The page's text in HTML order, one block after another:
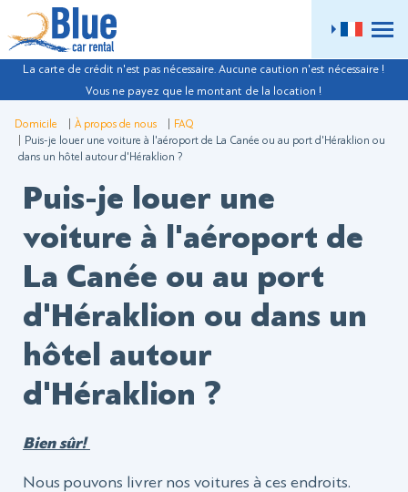
La carte de crédit n'est pas nécessaire. Aucune caution n'est nécessaire !
Vous ne payez que le montant de la location !
Domicile À propos de nous
FAQ
Puis-je louer une voiture à l'aéroport de La Canée ou au port d'Héraklion ou
dans un hôtel autour d'Héraklion ?
Puis-je louer une
voiture à l'aéroport de
La Canée ou au port
d'Héraklion ou dans un
hôtel autour
d'Héraklion ?
Bien sûr!
Nous pouvons livrer nos voitures à ces endroits.